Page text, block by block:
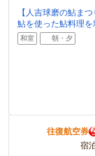
【人吉球磨の鮎ま
鮎を使った鮎料理
和室 朝・夕
往復航空券
宿